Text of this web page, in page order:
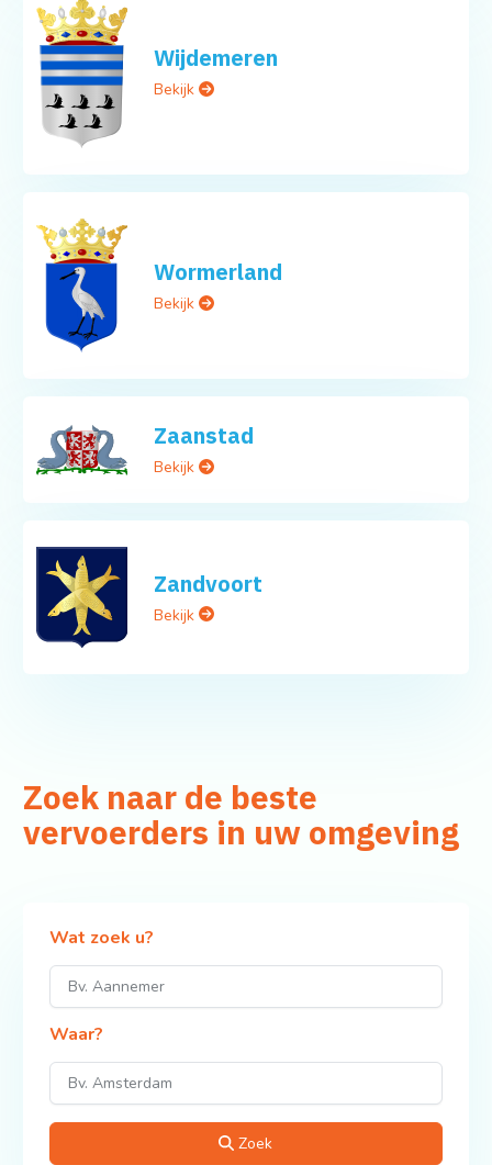
Wijdemeren
Bekijk
Wormerland
Bekijk
Zaanstad
Bekijk
Zandvoort
Bekijk
Zoek naar de beste
vervoerders in uw omgeving
Wat zoek u?
Waar?
Zoek